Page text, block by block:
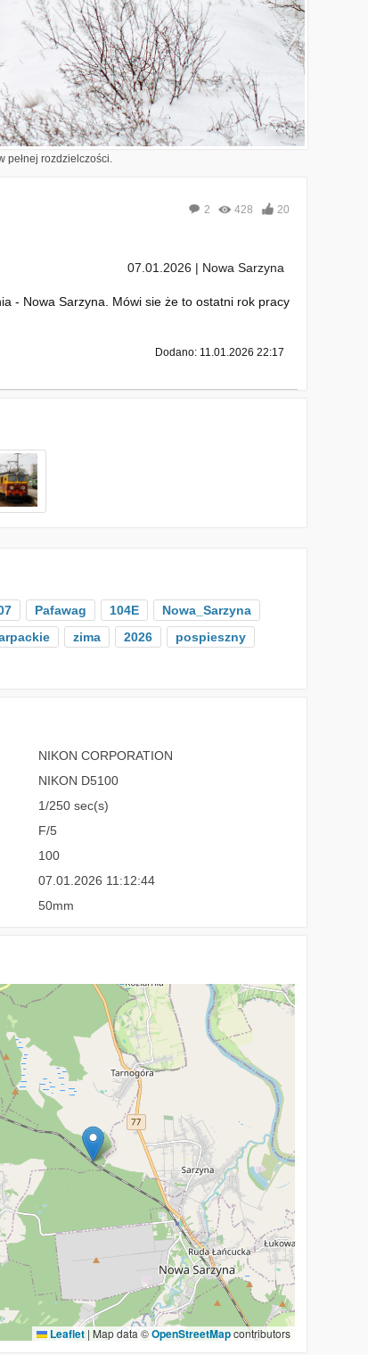
pełnej rozdzielczości.
2 428 20
07.01.2026 | Nowa Sarzyna
- Nowa Sarzyna. Mówi sie że to ostatni rok pracy
Dodano: 11.01.2026 22:17
Pafawag 104E
Nowa_Sarzyna
zima 2026
pospieszny
NIKON CORPORATION
NIKON D5100
1/250 sec(s)
F/5
100
07.01.2026 11:12:44
50mm
Leaflet | Map data ©OpenStreetMapcontributors